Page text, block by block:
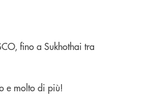
fino a Sukhothai tra
e molto di più!